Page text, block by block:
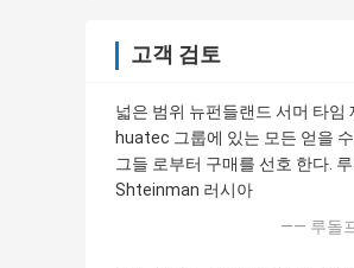
고객 검토
넓은 범위 뉴펀들랜드 서머 타임
huatec 그룹에 있는 모든 얻을
그들 로부터 구매를 선호 한다.
Shteinman 러시아
—— 루돌